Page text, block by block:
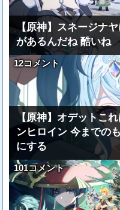
【原神】スネージナ
があるんだね 酷いね
12コメント
【原神】オデットこ
ンヒロイン 今までの
にする
101コメント